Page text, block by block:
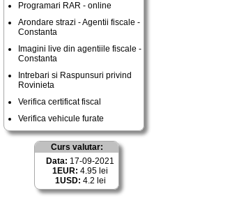
Programari RAR - online
Arondare strazi - Agentii fiscale -
Constanta
Imagini live din agentiile fiscale -
Constanta
Intrebari si Raspunsuri privind
Rovinieta
Verifica certificat fiscal
Verifica vehicule furate
Curs valutar:
Data: 17-09-2021
1EUR: 4.95 lei
1USD: 4.2 lei